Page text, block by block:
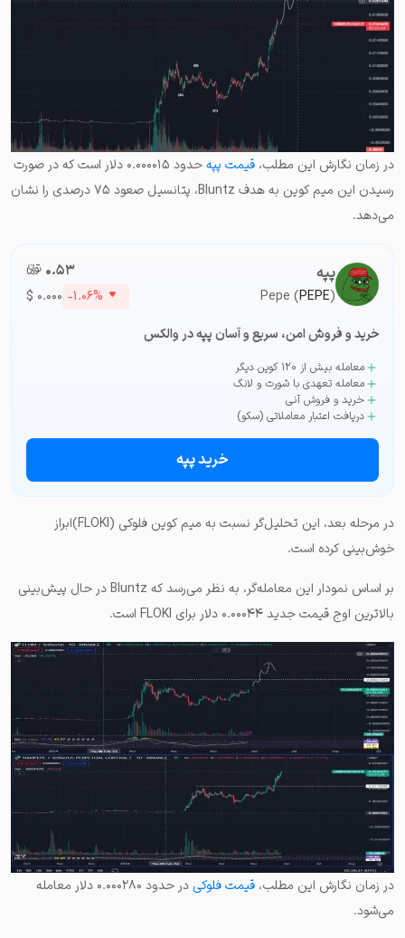
در زمان نگارش این مطلب، قیمت پپه
حدود ۰.۰۰۰۰۱۵ دلار است که در صورت
رسیدن این میم کوین به هدف Bluntz، پتانسیل صعود ۷۵ درصدی را نشان
می‌دهد.
پپه
Pepe (PEPE)
۰.۵۳ تومان-ء
$ ۰.۰۰۰ -۱.۰۶%
خرید و فروش امن، سریع و آسان پپه در والکس
معامله بیش از ۱۲۰ کوین دیگر
معامله تعهدی با شورت و لانگ
خرید و فروش آنی
دریافت اعتبار معاملاتی (سکو)
خرید پپه
در مرحله بعد، این تحلیل‌گر نسبت به میم کوین فلوکی (FLOKI)ابراز
خوش‌بینی کرده است.
بر اساس نمودار این معامله‌گر، به نظر می‌رسد که Bluntz در حال پیش‌بینی
بالاترین اوج قیمت جدید ۰.۰۰۰۴۴ دلار برای FLOKI است.
در زمان نگارش این مطلب، قیمت فلوکی
در حدود ۰.۰۰۰۲۸۰ دلار معامله
می‌شود.